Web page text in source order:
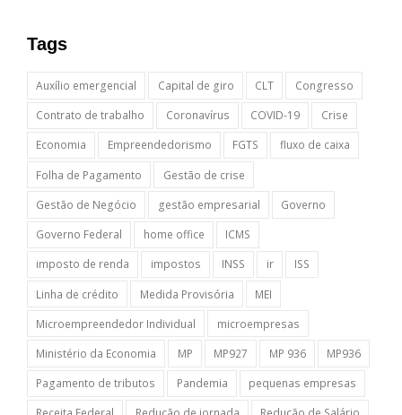
Tags
Auxílio emergencial Capital de giro CLT
Congresso
Contrato de trabalho
Coronavírus COVID-19
Crise
Economia
Empreendedorismo FGTS
fluxo de caixa
Folha de Pagamento
Gestão de crise
Gestão de Negócio
gestão empresarial
Governo
Governo Federal
home office
ICMS
imposto de renda
impostos INSS ir
ISS
Linha de crédito
Medida Provisória
MEI
Microempreendedor Individual
microempresas
Ministério da Economia
MP MP927 MP 936
MP936
Pagamento de tributos
Pandemia
pequenas empresas